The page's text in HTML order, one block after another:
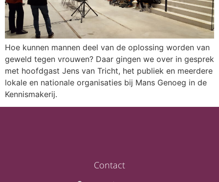
Hoe kunnen mannen deel van de oplossing worden van
geweld tegen vrouwen? Daar gingen we over in gesprek
met hoofdgast Jens van Tricht, het publiek en meerdere
lokale en nationale organisaties bij Mans Genoeg in de
Kennismakerij.
Contact